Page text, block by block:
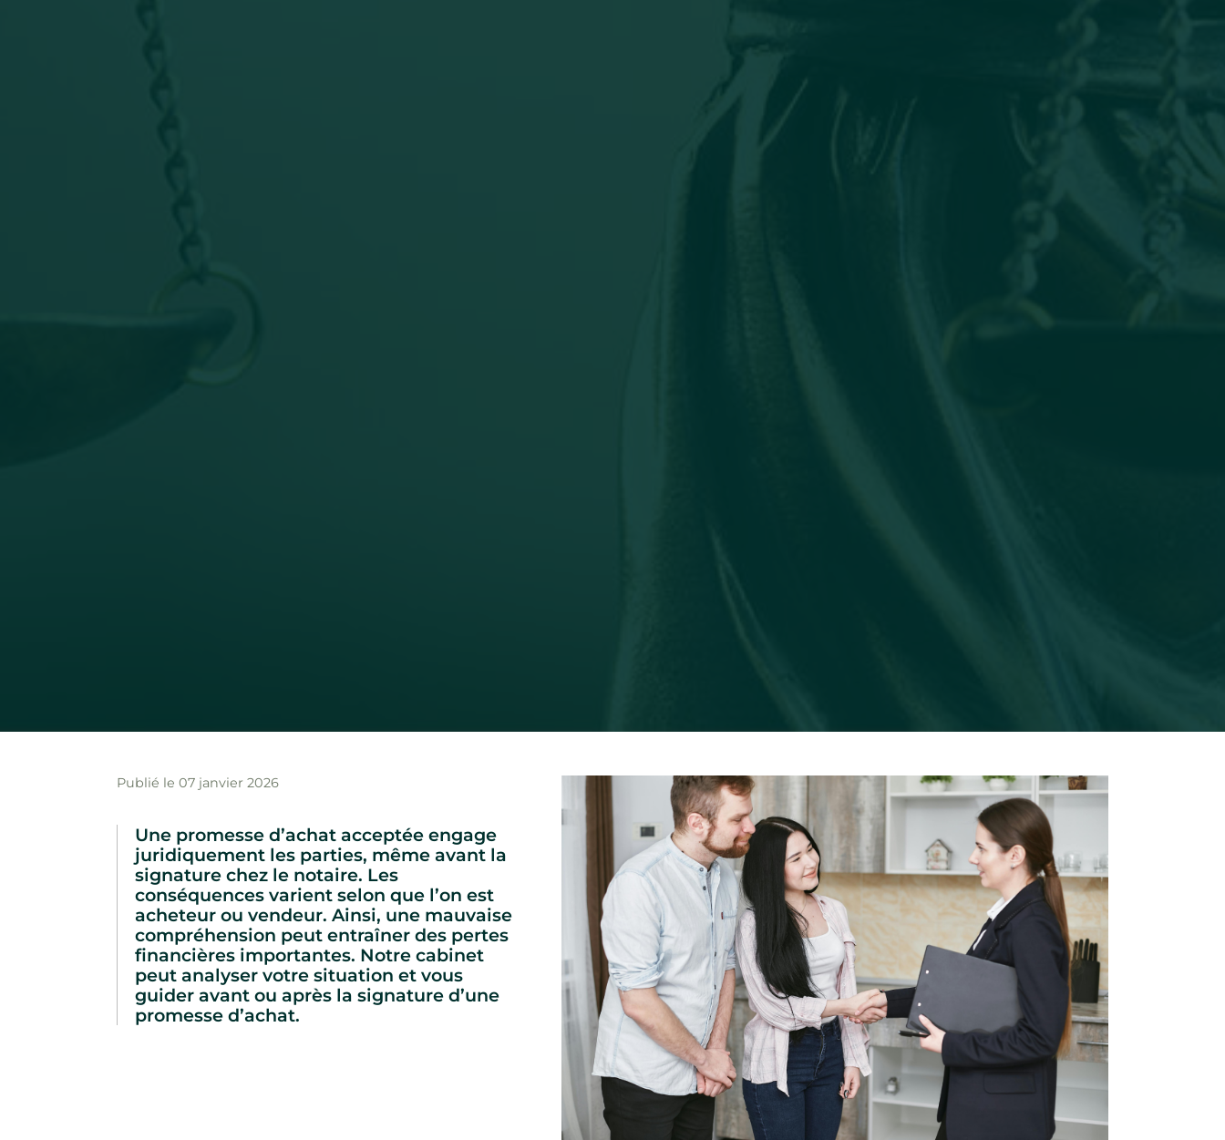
Publié le 07 janvier 2026
Une promesse d’achat acceptée engage
juridiquement les parties, même avant la
signature chez le notaire. Les
conséquences varient selon que l’on est
acheteur ou vendeur. Ainsi, une mauvaise
compréhension peut entraîner des pertes
financières importantes. Notre cabinet
peut analyser votre situation et vous
guider avant ou après la signature d’une
promesse d’achat.